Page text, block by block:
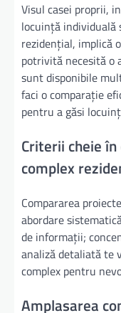
Visul casei proprii,
locuință
rezidențial, implică
potrivită necesită o
sunt disponibile
faci o comparație
pentru a găsi
Criterii cheie
complex
Compararea
abordare
de informații;
analiză detaliată te
complex pentru
Amplasarea